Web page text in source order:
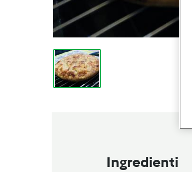
Ingredienti